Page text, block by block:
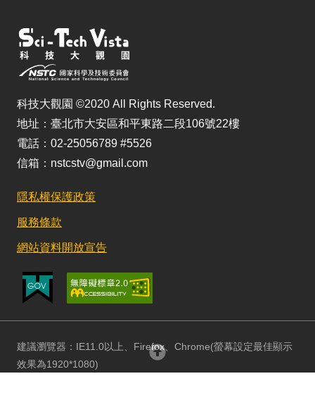
科技大觀園 ©2020 All Rights Reserved.
地址：臺北市大安區和平東路二段106號22樓
電話：02-25056789 #5526
信箱：nstcstv@gmail.com
隱私權保護政策
服務條款
網站資料開放宣告
建議瀏覽器：IE11.0以上、Firefox、Chrome(螢幕設定最佳顯示
效果為1920*1080)
回頂部